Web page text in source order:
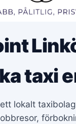
taxi
lokalt